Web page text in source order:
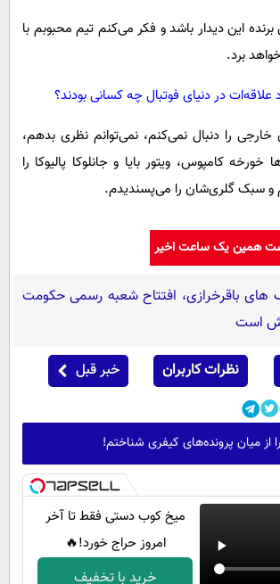
این دیدار باشد و فکر می‌کنم تیم محبوبم با
برد.
علاقه‌ات در دنیای فوتبال چه کسانی بودند؟
را دنبال نمی‌کنم، نمی‌توانم نظری بدهم،
کامپوس، ویتور بایا و جانلوکا پالیوکا را
سبک گلری‌شان را می‌پسندیدم.
همین یک ساعت اخیر
باقرخرازی، افتتاح شعبه رسمی حکومت
است
نظرات کاربران خبر قبل
از میان پرونده‌های کیفری شناختم!
میخ کوب دستی فقط تا آخر
امروز حراج خورد!🔥
خرید با تخفیف